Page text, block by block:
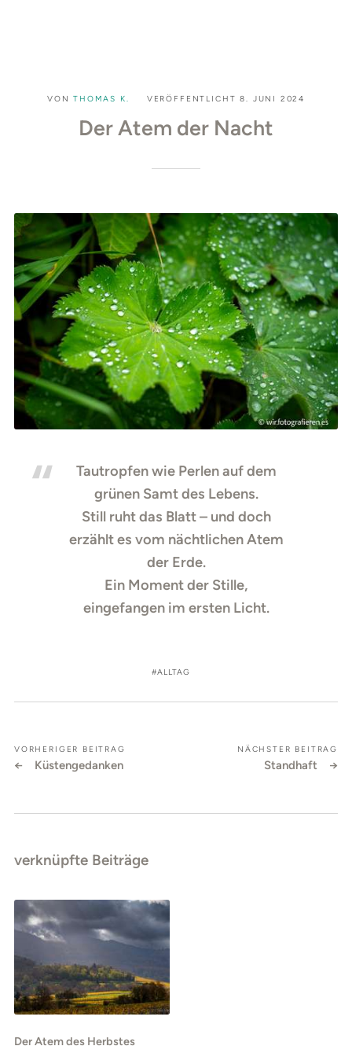
VONTHOMAS K. VERÖFFENTLICHT8. JUNI 2024
Der Atem der Nacht
Tautropfen wie Perlen auf dem
grünen Samt des Lebens.
Still ruht das Blatt – und doch
erzählt es vom nächtlichen Atem
der Erde.
Ein Moment der Stille,
eingefangen im ersten Licht.
ALLTAG
VORHERIGER BEITRAG
Küstengedanken
NÄCHSTER BEITRAG
Standhaft
verknüpfte Beiträge
Der Atem des Herbstes